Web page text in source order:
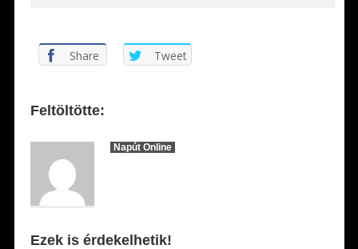
Share Tweet
Feltöltötte:
Napút Online
Ezek is érdekelhetik!